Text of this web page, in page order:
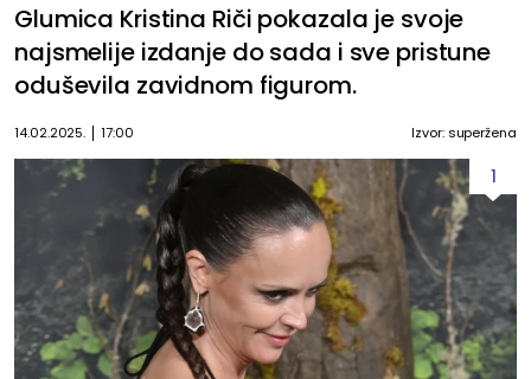
Glumica Kristina Riči pokazala je svoje
najsmelije izdanje do sada i sve pristune
oduševila zavidnom figurom.
14.02.2025. 17:00 Izvor: superžena
1